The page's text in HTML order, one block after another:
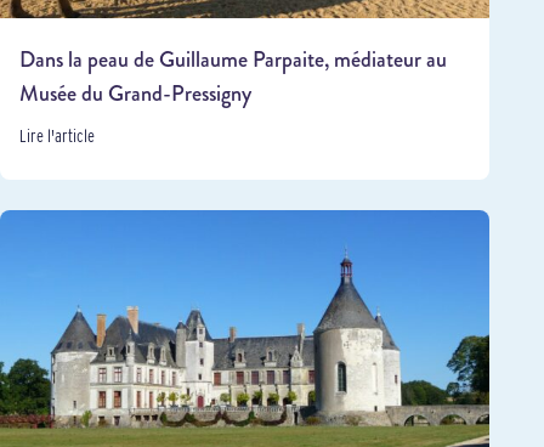
Dans la peau de Guillaume Parpaite, médiateur au
Musée du Grand-Pressigny
Lire l'article